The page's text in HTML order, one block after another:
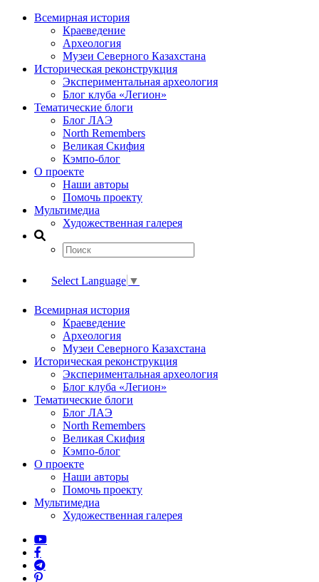
Всемирная история
Краеведение
Археология
Музеи Северного Казахстана
Историческая реконструкция
Экспериментальная археология
Блог клуба «Легион»
Тематические блоги
Блог ЛАЭ
North Remembers
Великая Скифия
Кэмпо-блог
О проекте
Наши авторы
Помочь проекту
Мультимедиа
Художественная галерея
Select Language ▼
Всемирная история
Краеведение
Археология
Музеи Северного Казахстана
Историческая реконструкция
Экспериментальная археология
Блог клуба «Легион»
Тематические блоги
Блог ЛАЭ
North Remembers
Великая Скифия
Кэмпо-блог
О проекте
Наши авторы
Помочь проекту
Мультимедиа
Художественная галерея